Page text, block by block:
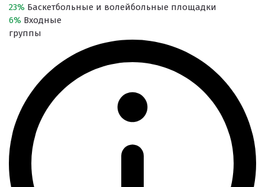
23% Баскетбольные и волейбольные площадки
6% Входные
группы